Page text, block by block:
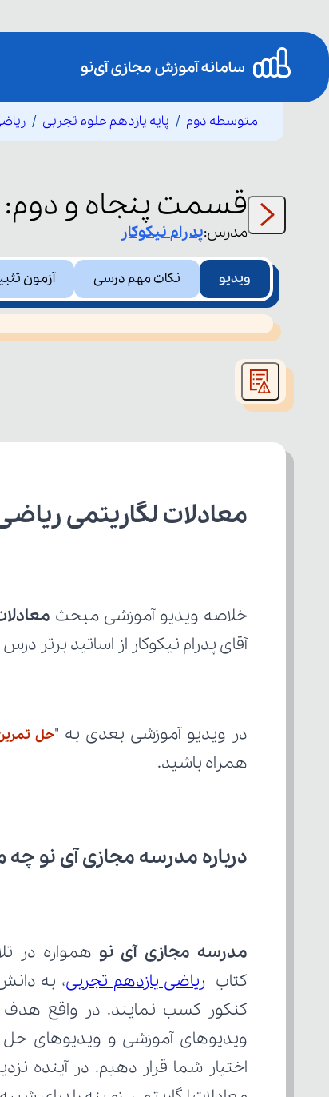
متوسطه دوم پایه یازدهم علوم تجربی
قسمت پنجاه و دوم:
مدرس:پدرامنیکوکار
ویدیو نکات مهم درسی آزمون
This
is
window.
معادلات لگاریتمی
خلاصه ویدیو آموزشی مبحث
آقای پدرام نیکوکار از اساتید برتر
در ویدیو آموزشی بعدی به "حل
همراه باشید.
درباره مدرسه مجازی آی نو چه
مدرسه مجازی آی نو
کتاب ریاضی یازدهم تجربی